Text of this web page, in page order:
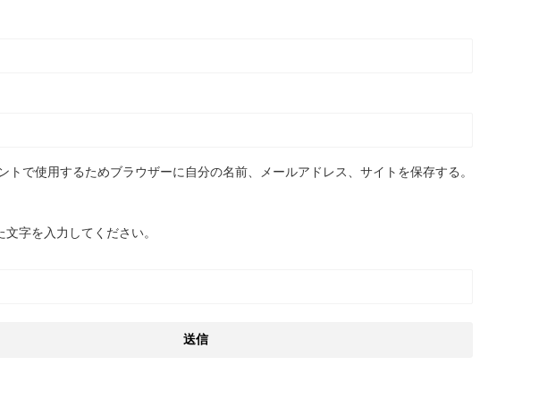
トで使用するためブラウザーに自分の名前、メールアドレス、サイトを保存する。
文字を入力してください。